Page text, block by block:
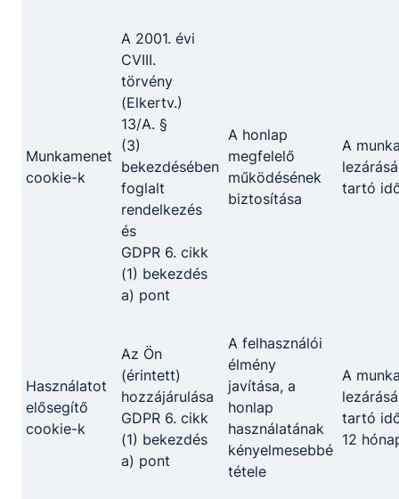
alapjának
42%-a
ösztöndíj
alapjának
A szakképzés
fennálló tanulói
jogviszonyból
vehető év végi
minősítés
hiányában
ösztöndíj
alapjának
Munkamenet
cookie-k
A 2001. évi
CVIII.
törvény
(Elkertv.)
13/A. §
(3)
bekezdésében
foglalt
rendelkezés
és
GDPR 6. cikk
(1) bekezdés
a) pont
A honlap
megfelelő
működésének
biztosítása
A
tartó
Használatot
elősegítő
cookie-k
Az Ön
(érintett)
hozzájárulása
GDPR 6. cikk
(1) bekezdés
a) pont
A felhasználói
élmény
javítása, a
honlap
használatának
kényelmesebbé
tétele
A
tartó
12